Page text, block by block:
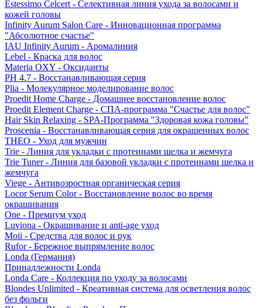
Estessimo Celcert - Селективная линия ухода за волосами и
кожей головы
Infinity Aurum Salon Care - Инновационная программа
"Абсолютное счастье"
IAU Infinity Aurum - Аромалиния
Lebel - Краска для волос
Materia OXY - Оксиданты
PH 4.7 - Восстанавливающая серия
Plia - Молекулярное моделирование волос
Proedit Home Charge - Домашнее восстановление волос
Proedit Element Charge - СПА-программа "Счастье для волос"
Hair Skin Relaxing - SPA-Программа "Здоровая кожа головы"
Proscenia - Восстанавливающая серия для окрашенных волос
THEO - Уход для мужчин
Trie - Линия для укладки с протеинами шелка и жемчуга
Trie Tuner - Линия для базовой укладки с протеинами шелка и
жемчуга
Viege - Антивозростная органическая серия
Locor Serum Color - Восстановление волос во время
окрашивания
One - Премиум уход
Luviona - Окрашивание и anti-age уход
Moii - Средства для волос и рук
Rufor - Бережное выпрямление волос
Londa (Германия)
Принадлежности Londa
Londa Care - Коллекция по уходу за волосами
Blondes Unlimited - Креативная система для осветления волос
без фольги